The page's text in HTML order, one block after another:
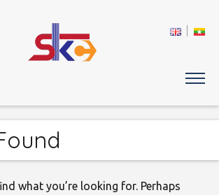
what you’re looking for. Perhaps